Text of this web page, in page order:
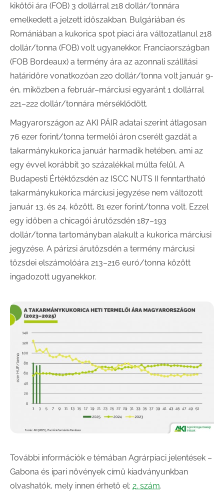
kikötői ára (FOB) 3 dollárral 218 dollár/tonnára
emelkedett a jelzett időszakban. Bulgáriában és
Romániában a kukorica spot piaci ára változatlanul 218
dollár/tonna (FOB) volt ugyanekkor. Franciaországban
(FOB Bordeaux) a termény ára az azonnali szállítási
határidőre vonatkozóan 220 dollár/tonna volt január 9-
én, miközben a február–márciusi egyaránt 1 dollárral
221–222 dollár/tonnára mérséklődött.
Magyarországon az AKI PÁIR adatai szerint átlagosan
76 ezer forint/tonna termelői áron cserélt gazdát a
takarmánykukorica január harmadik hetében, ami az
egy évvel korábbit 30 százalékkal múlta felül. A
Budapesti Értéktőzsdén az ISCC NUTS II fenntartható
takarmánykukorica márciusi jegyzése nem változott
január 13. és 24. között, 81 ezer forint/tonna volt. Ezzel
egy időben a chicagói árutőzsdén 187–193
dollár/tonna tartományban alakult a kukorica márciusi
jegyzése. A párizsi árutőzsdén a termény márciusi
tőzsdei elszámolóára 213–216 euró/tonna között
ingadozott ugyanekkor.
További információk e témában Agrárpiaci jelentések –
Gabona és ipari növények című kiadványunkban
olvashatók, mely innen érhető el: 2. szám.